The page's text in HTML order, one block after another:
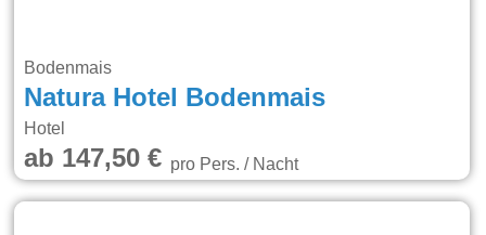
Bodenmais
Natura Hotel Bodenmais
Hotel
ab 147,50 €pro Pers. / Nacht